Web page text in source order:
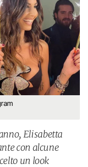
Elisabetta
con alcune
un look